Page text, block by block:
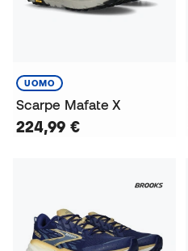
UOMO
Scarpe Mafate X
224,99 €